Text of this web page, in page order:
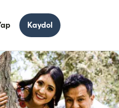
Kaydol